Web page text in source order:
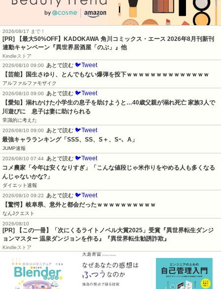
2026/08/17 まで！
[PR] 【最大50%OFF】KADOKAWA 角川コミックス・エース 2026年8月刊新刊
連動キャンペーン『異世界居酒屋「のぶ」』他
Kindleストア
2026/08/10 09:00
あとで読む 🐦Tweet
【芸能】国生さゆり、とんでもない爆弾を投下ｗｗｗｗｗｗｗｗｗｗｗｗｗｗ
アルファルファモザイク
2026/08/10 09:00
あとで読む 🐦Tweet
【愛知】溺れかけた小学生の息子を助けようと…40歳父親が溺れ死亡 家族3人で
川遊びに　息子は妻に助けられる
常識的に考えた
2026/08/10 09:00
あとで読む 🐦Tweet
最強キャラランキング「SSS、SS、S＋、Sｰ、A」
JUMP速報
2026/08/10 07:44 あとで読む 🐦Tweet
コメ農家「今年は安くなりすぎ」「こんな値段じゃ米作りをやめる人も多くなる
んじゃないかな?」
ダイエット速報
2026/08/10 09:22
あとで読む 🐦Tweet
【驚愕】岐阜県、意外と都会だったｗｗｗｗｗｗｗｗｗｗ
なんJクエスト
2026/08/10
[PR] 【この一冊】「次にくるライトノベル大賞2025」受賞『異世界転生ダンジ
ョンマスター 温泉ダンジョンを作る』『異世界転生勧誘詐欺』
Kindleストア